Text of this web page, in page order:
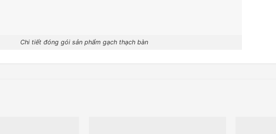
Chi tiết đóng gói sản phẩm gạch thạch bàn